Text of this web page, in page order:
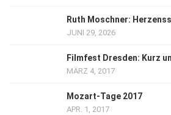
Ruth Moschner:
JUNI 29, 2026
Filmfest Dresden: Kurz
MÄRZ 4, 2017
Mozart-Tage 2017
APR. 1, 2017